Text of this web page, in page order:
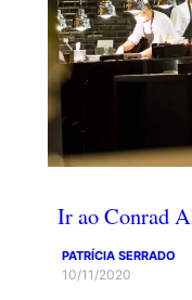
Ir ao Conrad
PATRÍCIA SERRADO
10/11/2020